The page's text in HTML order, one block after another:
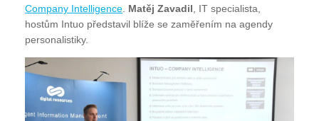
Company Intelligence. Matěj Zavadil, IT specialista,
hostům Intuo představil blíže se zaměřením na agendy
personalistiky.